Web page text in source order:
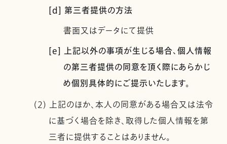
[d] 第三者提供の方法
書面又はデータにて提供
[e] 上記以外の事項が生じる場合、個人情報
の第三者提供の同意を頂く際にあらかじ
め個別具体的にご提示いたします。
(2) 上記のほか、本人の同意がある場合又は法令
に基づく場合を除き、取得した個人情報を第
三者に提供することはありません。